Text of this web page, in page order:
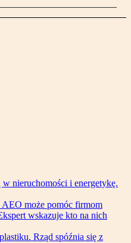
nieruchomości i energetykę.
AEO może pomóc firmom
wskazuje kto na nich
Rząd spóźnia się z